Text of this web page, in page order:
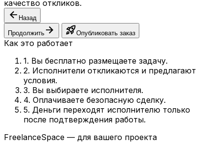
качество откликов.
arrow_back Назад
Продолжить arrow_forward rocket_launchОпубликовать заказ
Как это работает
1. Вы бесплатно размещаете задачу.
2. Исполнители откликаются и предлагают
условия.
3. Вы выбираете исполнителя.
4. Оплачиваете безопасную сделку.
5. Деньги переходят исполнителю только
после подтверждения работы.
FreelanceSpace — для вашего проекта